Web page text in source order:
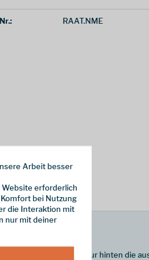
RAAT.NME
also am Bergschuh nur hinten die
Arbeit besser
Website erforderlich
bei Nutzung
die Interaktion mit
nur mit deiner